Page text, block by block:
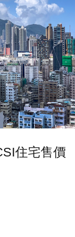
住宅售價